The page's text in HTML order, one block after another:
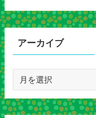
アーカイブ
カ
イ